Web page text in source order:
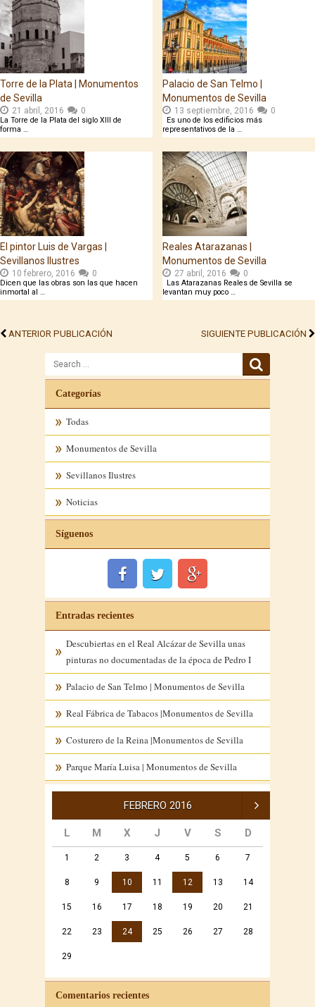
Torre de la Plata | Monumentos
de Sevilla
21 abril, 2016 0
La Torre de la Plata del siglo XIII de
forma …
Palacio de San Telmo |
Monumentos de Sevilla
13 septiembre, 2016 0
Es uno de los edificios más
representativos de la …
El pintor Luis de Vargas |
Sevillanos Ilustres
10 febrero, 2016 0
Dicen que las obras son las que hacen
inmortal al …
Reales Atarazanas |
Monumentos de Sevilla
27 abril, 2016 0
Las Atarazanas Reales de Sevilla se
levantan muy poco …
ANTERIOR PUBLICACIÓN SIGUIENTE PUBLICACIÓN
for
Categorías
Todas
Monumentos de Sevilla
Sevillanos Ilustres
Noticias
Síguenos
Entradas recientes
Descubiertas en el Real Alcázar de Sevilla unas
pinturas no documentadas de la época de Pedro I
Palacio de San Telmo | Monumentos de Sevilla
Real Fábrica de Tabacos |Monumentos de Sevilla
Costurero de la Reina |Monumentos de Sevilla
Parque María Luisa | Monumentos de Sevilla
FEBRERO 2016
L M X J V S D
Mar »
1 2 3 4 5 6 7
8 9 10 11 12 13 14
15 16 17 18 19 20 21
22 23 24 25 26 27 28
29
Comentarios recientes